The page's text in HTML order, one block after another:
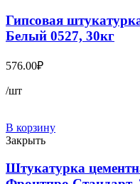
Гипсовая
Белый 0527, 30кг
576.00₽
/шт
В корзину
Закрыть
Штукатурка